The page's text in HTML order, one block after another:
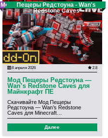
Мод
Пещеры Редстоуна - Wan's
Redstone Caves
8 апреля 2026 2.8
Мод Пещеры Редстоуна —
Wan’s Redstone Caves для
Майнкрафт ПЕ
Скачивайте Мод Пещеры
Редстоуна — Wan’s Redstone
Caves для Minecraft…
Далее